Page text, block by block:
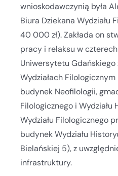
wnioskodawczynią była
Biura Dziekana Wydziału
40 000 zł). Zakłada on
pracy i relaksu w
Uniwersytetu Gdańskiego
Wydziałach
budynek Neofilologii,
Filologicznego i
Wydziału Filologicznego
budynek Wydziału
Bielańskiej 5), z
infrastruktury.